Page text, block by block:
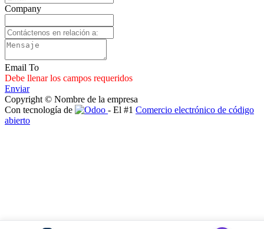
Company
Email To
Debe llenar los campos requeridos
Enviar
Copyright © Nombre de la empresa
Con tecnología de
- El #1 Comercio electrónico de código
abierto